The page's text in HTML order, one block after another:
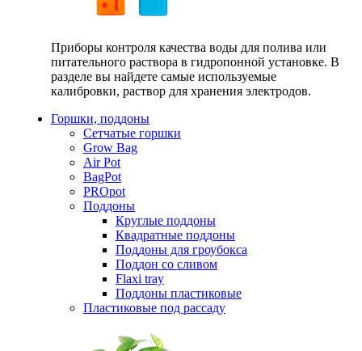
Приборы контроля качества воды для полива или
питательного раствора в гидропонной установке. В
разделе вы найдете самые используемые
калибровки, раствор для хранения электродов.
Горшки, поддоны
Сетчатые горшки
Grow Bag
Air Pot
BagPot
PROpot
Поддоны
Круглые поддоны
Квадратные поддоны
Поддоны для гроубокса
Поддон со сливом
Flaxi tray
Поддоны пластиковые
Пластиковые под рассаду